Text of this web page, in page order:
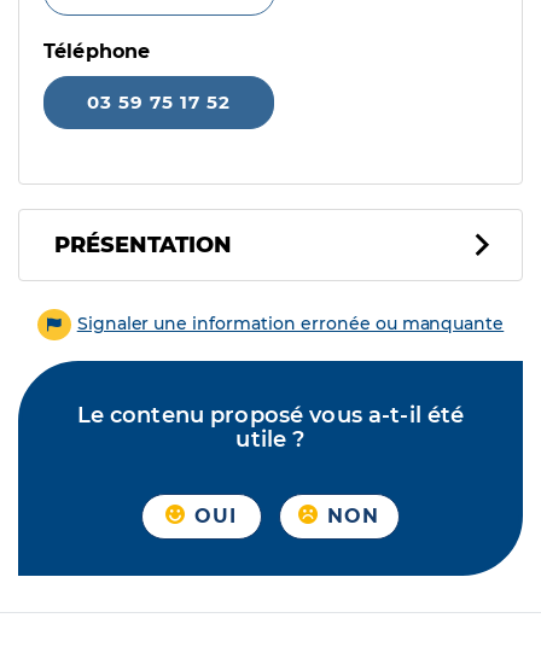
Téléphone
03 59 75 17 52
PRÉSENTATION
Signaler une information erronée ou manquante
Le contenu proposé vous a-t-il été
utile ?
OUI NON